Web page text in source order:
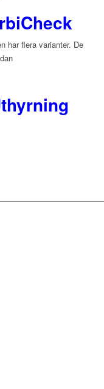
har flera varianter. De